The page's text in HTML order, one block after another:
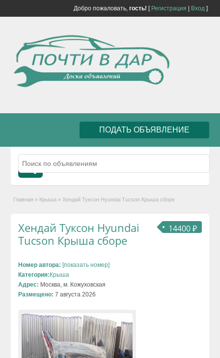
Добро пожаловать, гость! [ Регистрация Вход]
ПОДАТЬ ОБЪЯВЛЕНИЕ
Главная » Крыша » Хендай Туксон Hyundai Tucson Крыша сборе
14400 ₽
Хендай Туксон Hyundai
Tucson Крыша сборе
Номер автора: [показать номер]
Категория: Крыша
Адрес: Москва, м. Кожуховская
Размещено: 7 августа 2026